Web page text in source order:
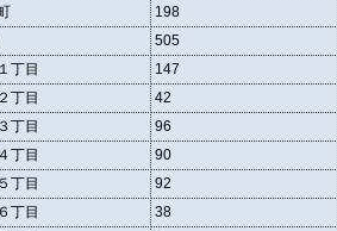
198
505
丁目 147
丁目 42
丁目 96
丁目 90
丁目 92
丁目 38